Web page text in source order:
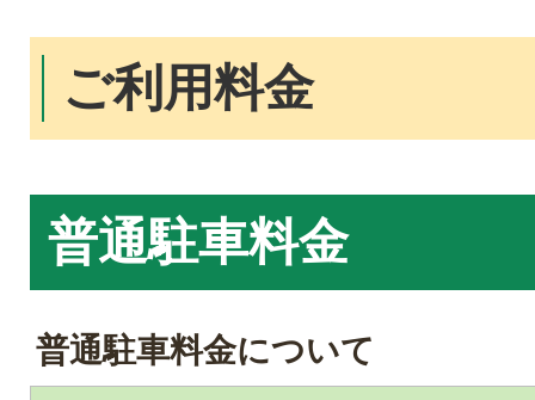
ご利用料金
普通駐車料金
普通駐車料金について